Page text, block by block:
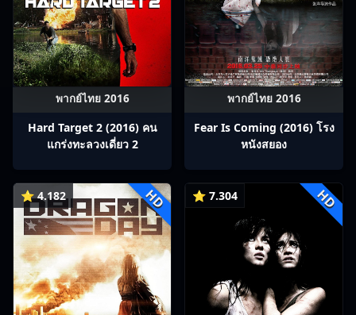
พากย์ไทย 2016
Hard Target 2 (2016) คน
แกร่งทะลวงเดี่ยว 2
พากย์ไทย 2016
Fear Is Coming (2016) โรง
หนังสยอง
⭐ 4.182 HD ⭐ 7.304 HD